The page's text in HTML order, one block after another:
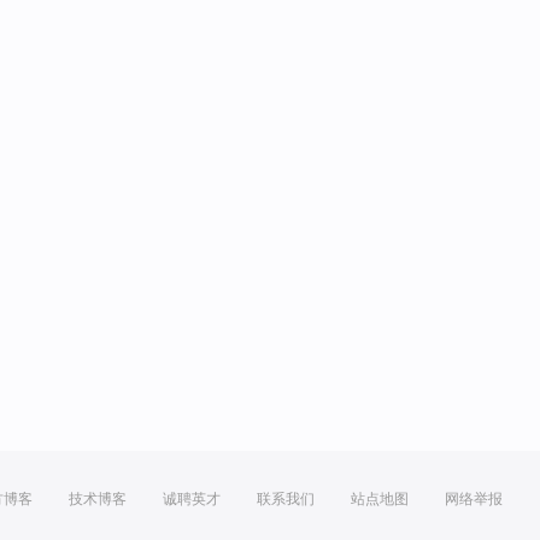
博客 技术博客 诚聘英才 联系我们 站点地图 网络举报